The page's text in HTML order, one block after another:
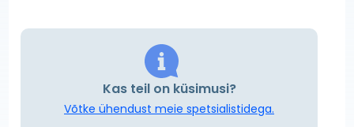
Kas teil on küsimusi?
Võtke ühendust meie spetsialistidega.